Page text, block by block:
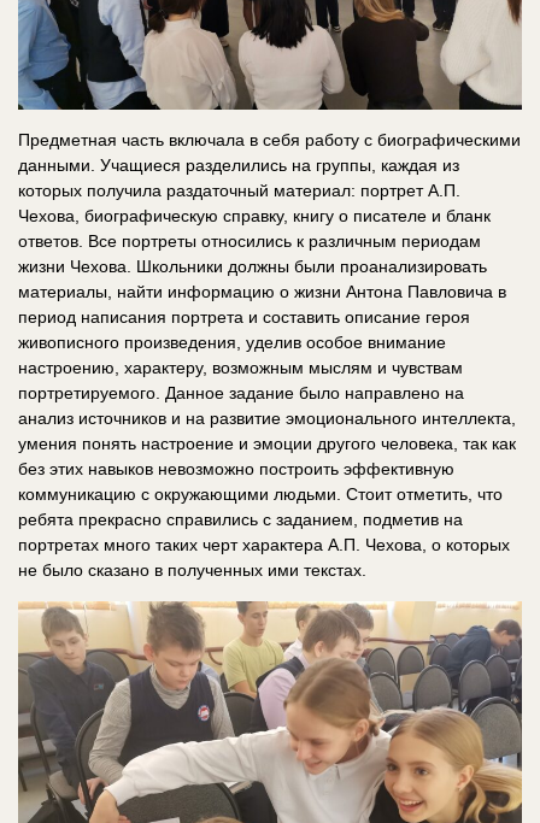
Предметная часть включала в себя работу с биографическими
данными. Учащиеся разделились на группы, каждая из
которых получила раздаточный материал: портрет А.П.
Чехова, биографическую справку, книгу о писателе и бланк
ответов. Все портреты относились к различным периодам
жизни Чехова. Школьники должны были проанализировать
материалы, найти информацию о жизни Антона Павловича в
период написания портрета и составить описание героя
живописного произведения, уделив особое внимание
настроению, характеру, возможным мыслям и чувствам
портретируемого. Данное задание было направлено на
анализ источников и на развитие эмоционального интеллекта,
умения понять настроение и эмоции другого человека, так как
без этих навыков невозможно построить эффективную
коммуникацию с окружающими людьми. Стоит отметить, что
ребята прекрасно справились с заданием, подметив на
портретах много таких черт характера А.П. Чехова, о которых
не было сказано в полученных ими текстах.